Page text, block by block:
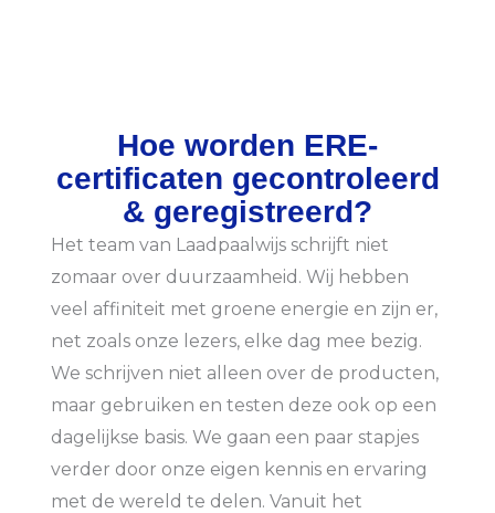
Hoe worden ERE-
certificaten gecontroleerd
& geregistreerd?
Het team van Laadpaalwijs schrijft niet
zomaar over duurzaamheid. Wij hebben
veel affiniteit met groene energie en zijn er,
net zoals onze lezers, elke dag mee bezig.
We schrijven niet alleen over de producten,
maar gebruiken en testen deze ook op een
dagelijkse basis. We gaan een paar stapjes
verder door onze eigen kennis en ervaring
met de wereld te delen. Vanuit het